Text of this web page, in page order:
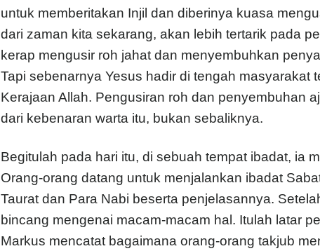
untuk memberitakan Injil dan diberinya kuasa
dari zaman kita sekarang, akan lebih tertarik pada
kerap mengusir roh jahat dan menyembuhkan
Tapi sebenarnya Yesus hadir di tengah masyarakat
Kerajaan Allah. Pengusiran roh dan penyembuhan
dari kebenaran warta itu, bukan sebaliknya.
Begitulah pada hari itu, di sebuah tempat ibadat, ia
Orang-orang datang untuk menjalankan ibadat
Taurat dan Para Nabi beserta penjelasannya.
bincang mengenai macam-macam hal. Itulah latar
Markus mencatat bagaimana orang-orang takjub